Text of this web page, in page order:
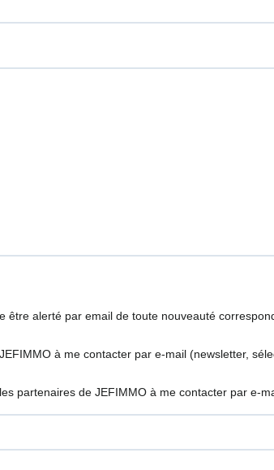
être alerté par email de toute nouveauté
à me contacter par e-mail (newsletter,
partenaires de JEFIMMO à me contacter par e-